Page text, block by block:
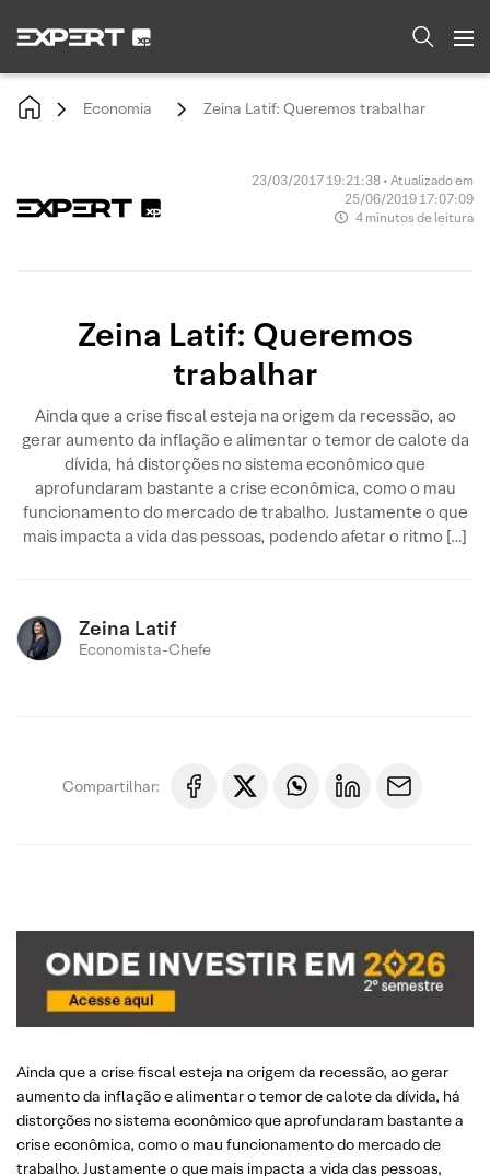
Economia Zeina Latif: Queremos trabalhar
23/03/2017 19:21:38 • Atualizado em
25/06/2019 17:07:09
4 minutos de leitura
Zeina Latif: Queremos
trabalhar
Ainda que a crise fiscal esteja na origem da recessão, ao
gerar aumento da inflação e alimentar o temor de calote da
dívida, há distorções no sistema econômico que
aprofundaram bastante a crise econômica, como o mau
funcionamento do mercado de trabalho. Justamente o que
mais impacta a vida das pessoas, podendo afetar o ritmo […]
Zeina Latif
Economista-Chefe
Compartilhar:
Ainda que a crise fiscal esteja na origem da recessão, ao gerar
aumento da inflação e alimentar o temor de calote da dívida, há
distorções no sistema econômico que aprofundaram bastante a
crise econômica, como o mau funcionamento do mercado de
trabalho. Justamente o que mais impacta a vida das pessoas,